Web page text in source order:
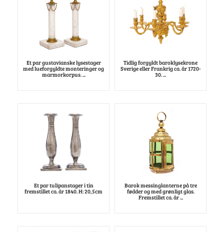
Et par gustavianske lysestager
med lueforgyldte monteringer og
marmorkorpus. ...
Tidlig forgyldt baroklysekrone
Sverige eller Frankrig ca. år 1720-
30. ...
Et par tulipanstager i tin
fremstillet ca. år 1840. H: 20,5cm
Barok messinglanterne på tre
fødder og med grønligt glas.
Fremstillet ca. år ...